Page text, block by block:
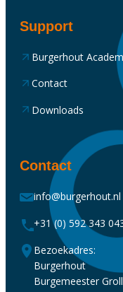
Support
Burgerhout
Contact
Downloads
Contact
info@burgerhout.nl
+31 (0) 592 343
Bezoekadres:
Burgerhout
Burgemeester